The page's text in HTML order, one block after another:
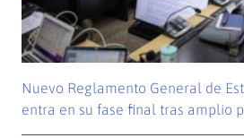
Nuevo Reglamento General de
entra en su fase final tras amplio